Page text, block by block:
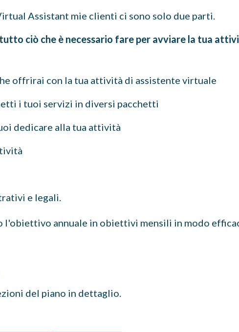
Assistant mie clienti ci sono solo due parti.
ciò che è necessario fare per avviare la tua
offrirai con la tua attività di assistente virtuale
i tuoi servizi in diversi pacchetti
dedicare alla tua attività
e legali.
l'obiettivo annuale in obiettivi mensili in modo
del piano in dettaglio.